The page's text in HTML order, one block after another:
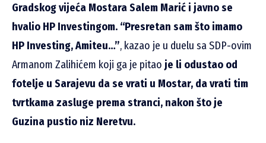
Gradskog vijeća Mostara Salem Marić i javno se
hvalio HP Investingom. “Presretan sam što imamo
HP Investing, Amiteu…”, kazao je u duelu sa SDP-ovim
Armanom Zalihićem koji ga je pitao je li odustao od
fotelje u Sarajevu da se vrati u Mostar, da vrati tim
tvrtkama zasluge prema stranci, nakon što je
Guzina pustio niz Neretvu.